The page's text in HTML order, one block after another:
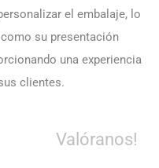
el embalaje, lo
su presentación
una experiencia
clientes.
Valóranos!